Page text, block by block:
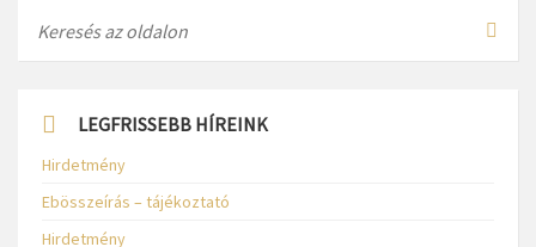
LEGFRISSEBB HÍREINK
Hirdetmény
Ebösszeírás – tájékoztató
Hirdetmény